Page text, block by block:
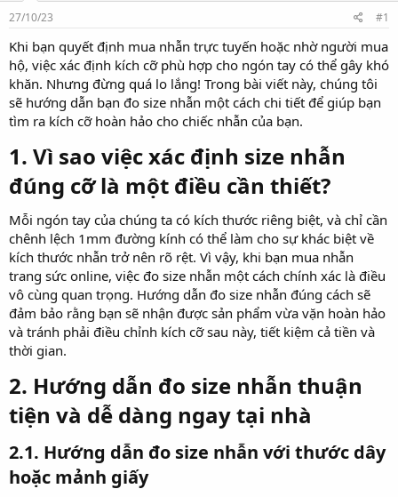
s
t
a
r
t
e
r
27/10/23 #1
Khi bạn quyết định mua nhẫn trực tuyến hoặc nhờ người mua
hộ, việc xác định kích cỡ phù hợp cho ngón tay có thể gây khó
khăn. Nhưng đừng quá lo lắng! Trong bài viết này, chúng tôi
sẽ hướng dẫn bạn đo size nhẫn một cách chi tiết để giúp bạn
tìm ra kích cỡ hoàn hảo cho chiếc nhẫn của bạn.
1. Vì sao việc xác định size nhẫn
đúng cỡ là một điều cần thiết?​
Mỗi ngón tay của chúng ta có kích thước riêng biệt, và chỉ cần
chênh lệch 1mm đường kính có thể làm cho sự khác biệt về
kích thước nhẫn trở nên rõ rệt. Vì vậy, khi bạn mua nhẫn
trang sức online, việc đo size nhẫn một cách chính xác là điều
vô cùng quan trọng. Hướng dẫn đo size nhẫn đúng cách sẽ
đảm bảo rằng bạn sẽ nhận được sản phẩm vừa vặn hoàn hảo
và tránh phải điều chỉnh kích cỡ sau này, tiết kiệm cả tiền và
thời gian.
2. Hướng dẫn đo size nhẫn thuận
tiện và dễ dàng ngay tại nhà​
2.1. Hướng dẫn đo size nhẫn với thước dây
hoặc mảnh giấy​